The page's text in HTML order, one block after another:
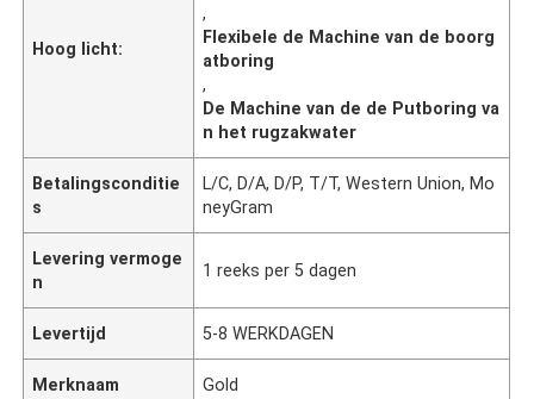
Hoog licht:
,
Flexibele de Machine van de boorg
atboring
,
De Machine van de de Putboring va
n het rugzakwater
Betalingsconditie
s
L/C, D/A, D/P, T/T, Western Union, Mo
neyGram
Levering vermoge
n
1 reeks per 5 dagen
Levertijd 5-8 WERKDAGEN
Merknaam Gold